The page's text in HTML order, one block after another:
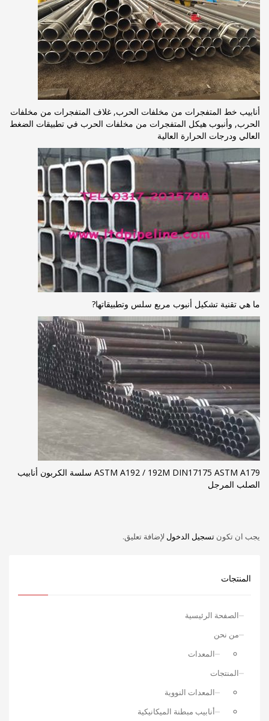
أنابيب خط المتفجرات من مخلفات الحرب, غلاف المتفجرات من مخلفات
الحرب, وأنبوب هيكل المتفجرات من مخلفات الحرب في تطبيقات الضغط
العالي ودرجات الحرارة العالية
ما هي تقنية تشكيل أنبوب مربع سلس وتطبيقاتها?
ASTM A192 / 192M DIN17175 ASTM A179 سلسة الكربون أنابيب
الصلب المرجل
يجب ان تكون تسجيل الدخول لإضافة تعليق.
المنتجات
الصفحة الرئيسية
من نحن
المعدات
المنتجات
المعدات النووية
أنابيب مبطنة الميكانيكية